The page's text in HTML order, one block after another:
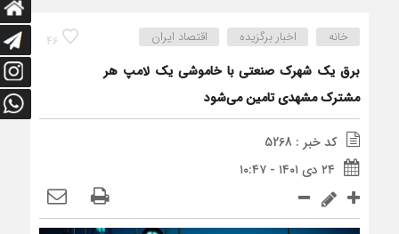
46 خانه اخبار برگزیده اقتصاد ایران
برق یک شهرک صنعتی با خاموشی یک لامپ هر
مشترک مشهدی تامین می‌شود
کد خبر : 5268
۲۴ دی ۱۴۰۱ - ۱۰:۴۷